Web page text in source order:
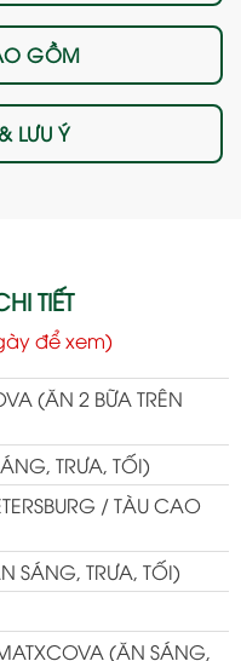
TIẾT
để xem)
(ĂN 2 BỮA TRÊN
TRƯA, TỐI)
/ TÀU CAO
SÁNG, TRƯA, TỐI)
(ĂN SÁNG,
GỒM
LƯU Ý